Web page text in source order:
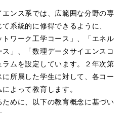
ンス系では、広範囲な分野の専
系統的に修得できるように、
トワーク工学コース」、「エネル
」、「数理データサイエンスコ
ムを設定しています。２年次第
所属した学生に対して、各コー
よって教育します。
ために、以下の教育概念に基づい